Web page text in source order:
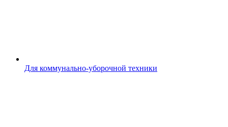
Для коммунально-уборочной техники